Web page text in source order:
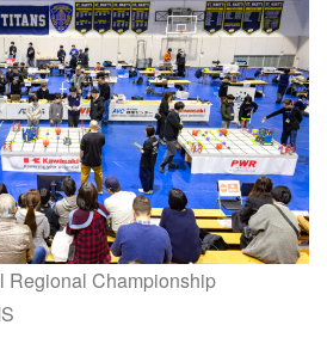
Regional Championship